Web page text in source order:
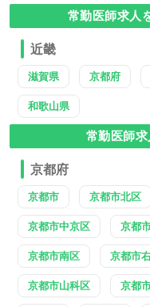
常勤医師求人
近畿
滋賀県 京都府
和歌山県
常勤医師
京都府
京都市 京都市北区
京都市中京区 京都
京都市南区 京都市
京都市山科区 京都